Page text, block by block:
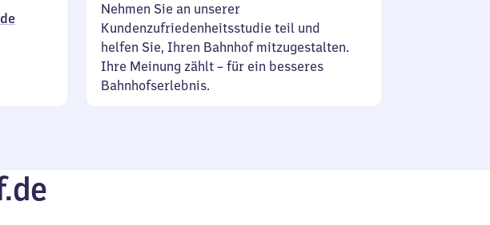
Nehmen Sie an unserer
Kundenzufriedenheitsstudie teil und
helfen Sie, Ihren Bahnhof mitzugestalten.
Ihre Meinung zählt – für ein besseres
Bahnhofserlebnis.